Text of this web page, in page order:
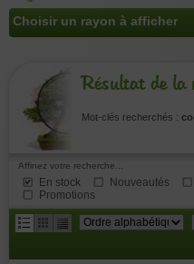
Résultat de la
Mot-clés recherchés :
Affinez votre recherche...
En stock Nouveautés
Promotions